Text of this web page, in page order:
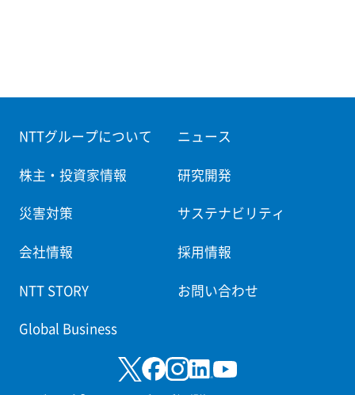
NTTグループについて ニュース
株主・投資家情報 研究開発
災害対策 サステナビリティ
会社情報 採用情報
NTT STORY お問い合わせ
Global Business